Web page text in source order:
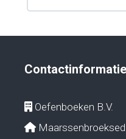
Contactinformatie
Oefenboeken B.V.